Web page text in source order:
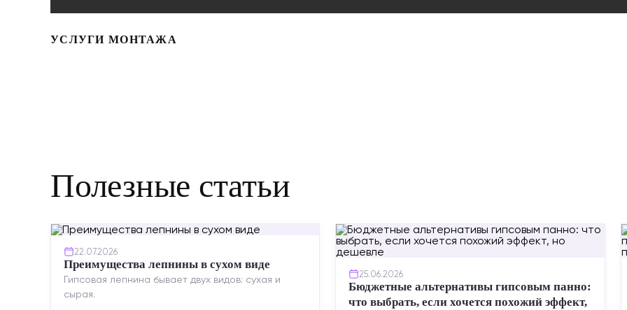
УСЛУГИ МОНТАЖА
Полезные статьи
22.07.2026
Преимущества лепнины в сухом виде
Гипсовая лепнина бывает двух видов: сухая и
сырая.
25.06.2026
Бюджетные альтернативы гипсовым панно:
что выбрать, если хочется похожий эффект,